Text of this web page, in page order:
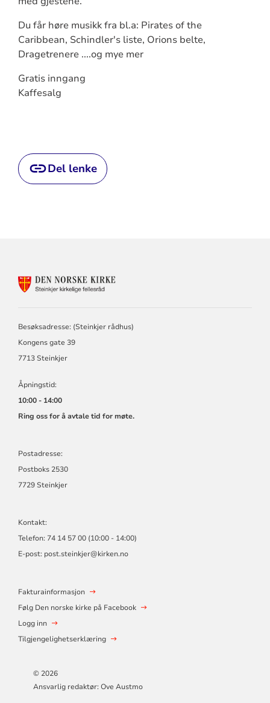
Du får høre musikk fra bl.a: Pirates of the
Caribbean, Schindler's liste, Orions belte,
Dragetrenere ....og mye mer
Gratis inngang
Kaffesalg
Del lenke
Besøksadresse: (Steinkjer rådhus)
Kongens gate 39
7713 Steinkjer
Åpningstid:
10:00 - 14:00
Ring oss for å avtale tid for møte.
Postadresse:
Postboks 2530
7729 Steinkjer
Kontakt:
Telefon: 74 14 57 00 (10:00 - 14:00)
E-post: post.steinkjer@kirken.no
Fakturainformasjon
Følg Den norske kirke på Facebook
Logg inn
Tilgjengelighetserklæring
© 2026
Ansvarlig redaktør:Ove Austmo